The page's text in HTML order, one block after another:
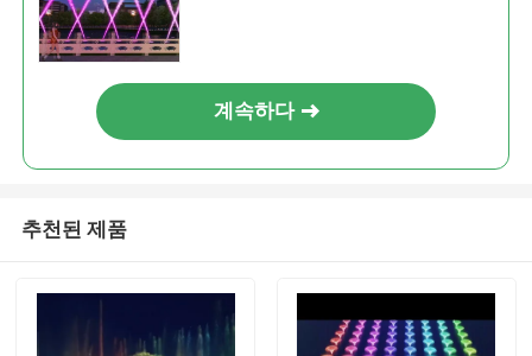
계속하다
추천된 제품